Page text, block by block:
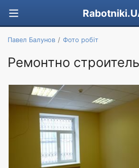
Павел Балунов Фото робіт
Ремонтно